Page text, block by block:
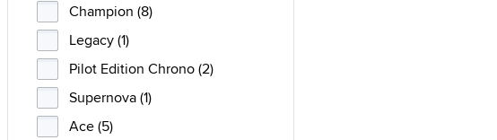
Champion (8)
Legacy (1)
Pilot Edition Chrono (2)
Supernova (1)
Ace (5)